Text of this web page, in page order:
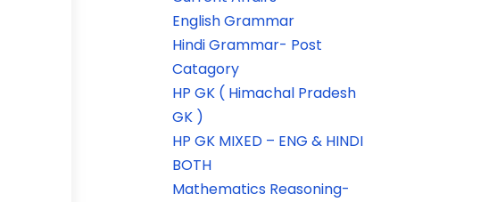
English Grammar
Hindi Grammar- Post
Catagory
HP GK ( Himachal Pradesh
GK )
HP GK MIXED – ENG & HINDI
BOTH
Mathematics Reasoning-